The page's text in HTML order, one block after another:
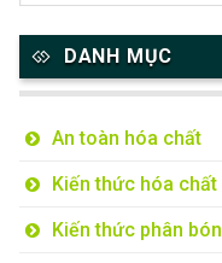
DANH MỤC
An toàn hóa chất
Kiến thức hóa chất
Kiến thức phân bón